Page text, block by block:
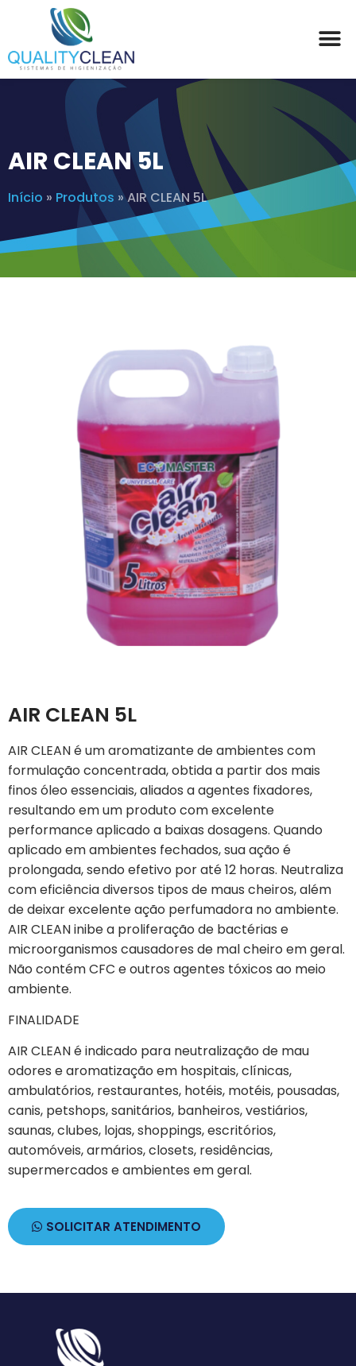
AIR CLEAN 5L
Início » Produtos »AIR CLEAN 5L
AIR CLEAN 5L
AIR CLEAN é um aromatizante de ambientes com
formulação concentrada, obtida a partir dos mais
finos óleo essenciais, aliados a agentes fixadores,
resultando em um produto com excelente
performance aplicado a baixas dosagens. Quando
aplicado em ambientes fechados, sua ação é
prolongada, sendo efetivo por até 12 horas. Neutraliza
com eficiência diversos tipos de maus cheiros, além
de deixar excelente ação perfumadora no ambiente.
AIR CLEAN inibe a proliferação de bactérias e
microorganismos causadores de mal cheiro em geral.
Não contém CFC e outros agentes tóxicos ao meio
ambiente.
FINALIDADE
AIR CLEAN é indicado para neutralização de mau
odores e aromatização em hospitais, clínicas,
ambulatórios, restaurantes, hotéis, motéis, pousadas,
canis, petshops, sanitários, banheiros, vestiários,
saunas, clubes, lojas, shoppings, escritórios,
automóveis, armários, closets, residências,
supermercados e ambientes em geral.
SOLICITAR ATENDIMENTO